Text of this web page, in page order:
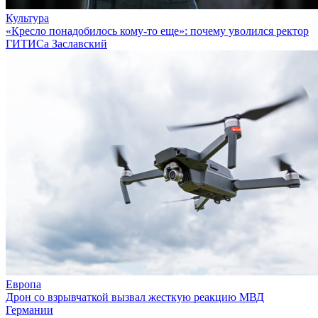
Культура
«Кресло понадобилось кому-то еще»: почему уволился ректор
ГИТИСа Заславский
Европа
Дрон со взрывчаткой вызвал жесткую реакцию МВД
Германии